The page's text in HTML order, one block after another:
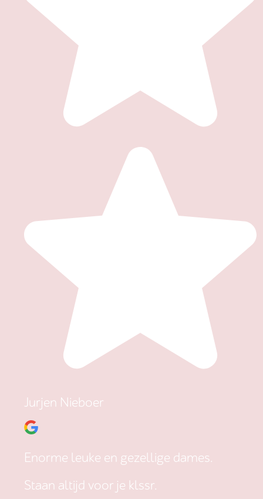
Jurjen Nieboer
Enorme leuke en gezellige dames.
Staan altijd voor je klssr.